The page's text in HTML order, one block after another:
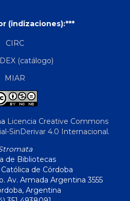
(indizaciones):***
CIRC
(catálogo)
MIAR
Licencia Creative Commons
SinDerivar 4.0 Internacional.
de Bibliotecas
de Córdoba
Av. Armada Argentina 3555
Argentina